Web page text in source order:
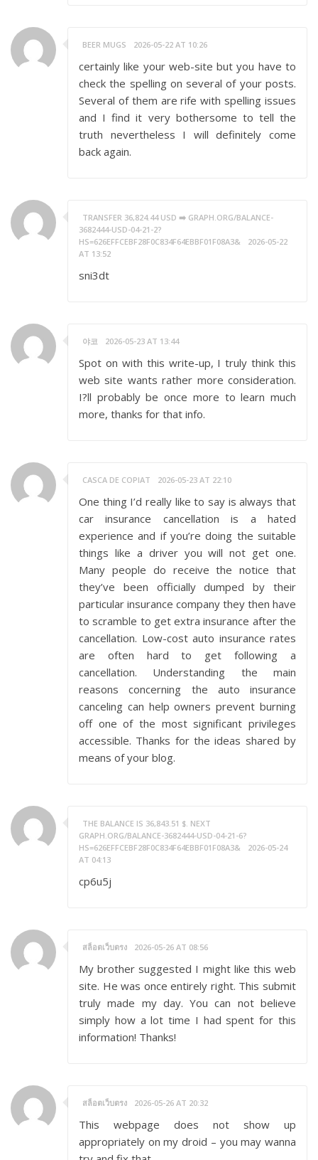
BEER MUGS 2026-05-22 AT 10:26
certainly like your web-site but you have to
check the spelling on several of your posts.
Several of them are rife with spelling issues
and I find it very bothersome to tell the
truth nevertheless I will definitely come
back again.
TRANSFER 36,824.44 USD ➡️ GRAPH.ORG/BALANCE-
3682444-USD-04-21-2?
HS=626EFFCEBF28F0C834F64EBBF01F08A3&
2026-05-22
AT 13:52
sni3dt
야코 2026-05-23 AT 13:44
Spot on with this write-up, I truly think this
web site wants rather more consideration.
I?ll probably be once more to learn much
more, thanks for that info.
CASCA DE COPIAT 2026-05-23 AT 22:10
One thing I’d really like to say is always that
car insurance cancellation is a hated
experience and if you’re doing the suitable
things like a driver you will not get one.
Many people do receive the notice that
they’ve been officially dumped by their
particular insurance company they then have
to scramble to get extra insurance after the
cancellation. Low-cost auto insurance rates
are often hard to get following a
cancellation. Understanding the main
reasons concerning the auto insurance
canceling can help owners prevent burning
off one of the most significant privileges
accessible. Thanks for the ideas shared by
means of your blog.
THE BALANCE IS 36,843.51 $. NEXT
GRAPH.ORG/BALANCE-3682444-USD-04-21-6?
HS=626EFFCEBF28F0C834F64EBBF01F08A3&
2026-05-24
AT 04:13
cp6u5j
สล็อตเว็บตรง 2026-05-26 AT 08:56
My brother suggested I might like this web
site. He was once entirely right. This submit
truly made my day. You can not believe
simply how a lot time I had spent for this
information! Thanks!
สล็อตเว็บตรง 2026-05-26 AT 20:32
This webpage does not show up
appropriately on my droid – you may wanna